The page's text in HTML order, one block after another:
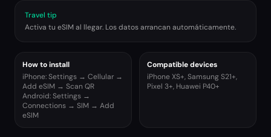
Travel tip
Activa tu eSIM al llegar. Los datos arrancan automáticamente.
How to install
iPhone: Settings → Cellular →
Add eSIM → Scan QR
Android: Settings →
Connections → SIM → Add
eSIM
Compatible devices
iPhone XS+, Samsung S21+,
Pixel 3+, Huawei P40+